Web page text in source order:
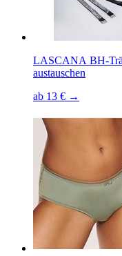
LASCANA BH-
austauschen
ab 13 € →